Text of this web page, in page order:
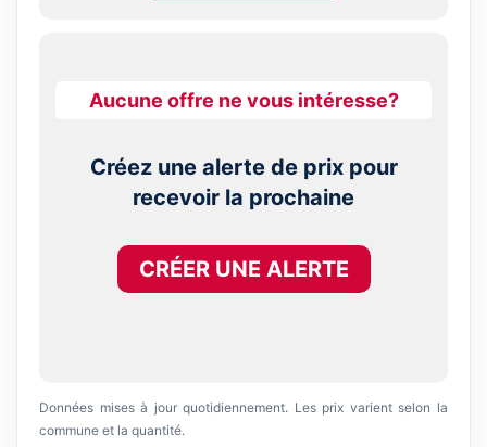
Aucune offre ne vous intéresse?
Créez une alerte de prix pour
recevoir la prochaine
CRÉER UNE ALERTE
Données mises à jour quotidiennement. Les prix varient selon la
commune et la quantité.